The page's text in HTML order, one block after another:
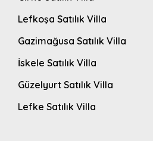
Lefkoşa Satılık Villa
Gazimağusa Satılık Villa
İskele Satılık Villa
Güzelyurt Satılık Villa
Lefke Satılık Villa